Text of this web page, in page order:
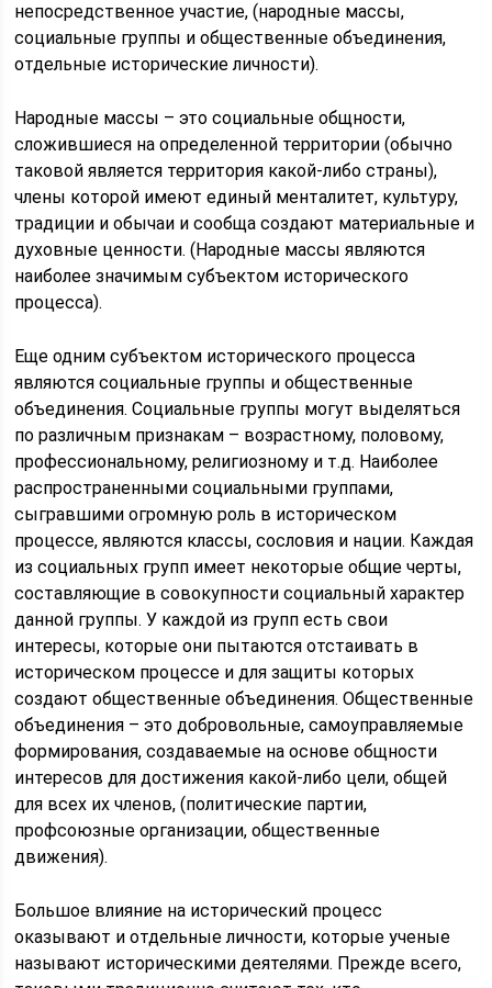
непосредственное участие, (народные массы,
социальные группы и общественные объединения,
отдельные исторические личности).
Народные массы – это социальные общности,
сложившиеся на определенной территории (обычно
таковой является территория какой-либо страны),
члены которой имеют единый менталитет, культуру,
традиции и обычаи и сообща создают материальные и
духовные ценности. (Народные массы являются
наиболее значимым субъектом исторического
процесса).
Еще одним субъектом исторического процесса
являются социальные группы и общественные
объединения. Социальные группы могут выделяться
по различным признакам – возрастному, половому,
профессиональному, религиозному и т.д. Наиболее
распространенными социальными группами,
сыгравшими огромную роль в историческом
процессе, являются классы, сословия и нации. Каждая
из социальных групп имеет некоторые общие черты,
составляющие в совокупности социальный характер
данной группы. У каждой из групп есть свои
интересы, которые они пытаются отстаивать в
историческом процессе и для защиты которых
создают общественные объединения. Общественные
объединения – это добровольные, самоуправляемые
формирования, создаваемые на основе общности
интересов для достижения какой-либо цели, общей
для всех их членов, (политические партии,
профсоюзные организации, общественные
движения).
Большое влияние на исторический процесс
оказывают и отдельные личности, которые ученые
называют историческими деятелями. Прежде всего,